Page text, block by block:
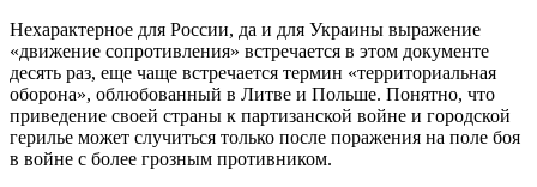
Нехарактерное для России, да и для Украины выражение
«движение сопротивления» встречается в этом документе
десять раз, еще чаще встречается термин «территориальная
оборона», облюбованный в Литве и Польше. Понятно, что
приведение своей страны к партизанской войне и городской
герилье может случиться только после поражения на поле боя
в войне с более грозным противником.